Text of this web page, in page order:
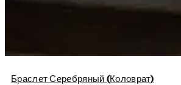
Браслет Серебряный (Коловрат)